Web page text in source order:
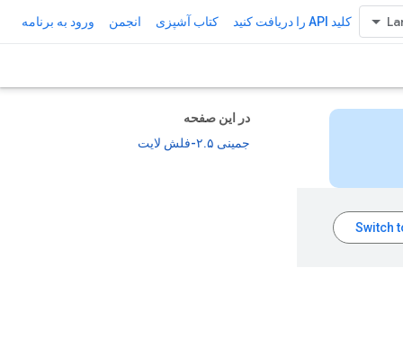
کلید API را دریافت کنید کتاب آشپزی انجمن ورود به برنامه
در این صفحه
جمینی ۲.۵-فلش لایت